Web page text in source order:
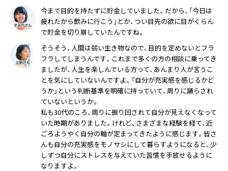
今まで目的を持たずに貯金していました。だから、「今日は
疲れたから飲みに行こう」とか、つい目先の欲に目がくらん
で貯金を切り崩していたんですね。
そうそう、人間は弱い生き物なので、目的を定めないとフラ
フラしてしまうんです。これまで多くの方の相談に乗ってき
ましたが、人生を楽しんでいる方って、あんまり人が言うこ
とを気にしていないんですよ。「自分が充実感を感じるかど
うか」という判断基準を明確に持っていて、周りに踊らされ
ていないというか。
私も30代のころ、周りに振り回されて自分が見えなくなって
いた時期がありました。けれど、さまざまな経験を経て、近
ごろようやく自分の軸が定まってきたように感じます。皆さ
んも自分の充実感をモノサシにして暮らすようになると、少
しずつ自分にストレスを与えていた習慣を手放せるように
なりますよ。